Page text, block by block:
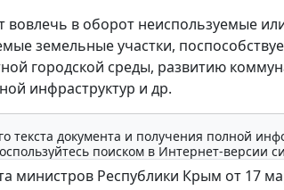
вовлечь в оборот неиспользуемые
земельные участки,
городской среды, развитию
инфраструктур и др.
текста документа и получения полной
поиском в Интернет-версии